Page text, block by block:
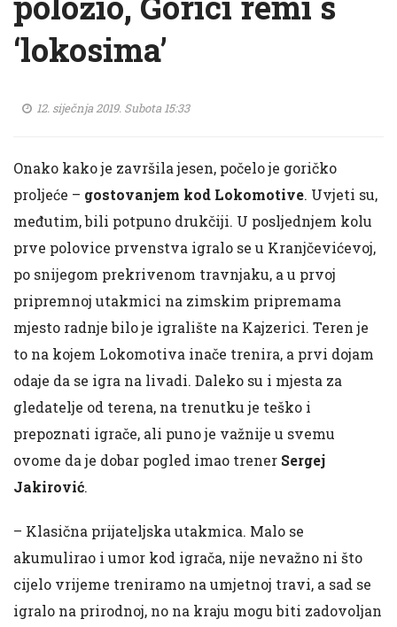
‘lokosima’
12. siječnja 2019. Subota 15:33
Onako kako je završila jesen, počelo je goričko
proljeće – gostovanjem kod Lokomotive. Uvjeti su,
međutim, bili potpuno drukčiji. U posljednjem kolu
prve polovice prvenstva igralo se u Kranjčevićevoj,
po snijegom prekrivenom travnjaku, a u prvoj
pripremnoj utakmici na zimskim pripremama
mjesto radnje bilo je igralište na Kajzerici. Teren je
to na kojem Lokomotiva inače trenira, a prvi dojam
odaje da se igra na livadi. Daleko su i mjesta za
gledatelje od terena, na trenutku je teško i
prepoznati igrače, ali puno je važnije u svemu
ovome da je dobar pogled imao trener Sergej
Jakirović.
– Klasična prijateljska utakmica. Malo se
akumulirao i umor kod igrača, nije nevažno ni što
cijelo vrijeme treniramo na umjetnoj travi, a sad se
igralo na prirodnoj, no na kraju mogu biti zadovoljan